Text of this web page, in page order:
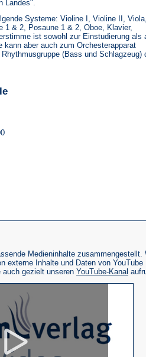
Landes".
Systeme: Violine I, Violine II,
1 & 2, Posaune 1 & 2, Oboe, Klavier,
ist sowohl zur Einstudierung als
kann aber auch zum Orchesterapparat
(Bass und Schlagzeug)
Medieninhalte zusammengestellt.
externe Inhalte und Daten von YouTube
auch gezielt unseren YouTube-Kanal